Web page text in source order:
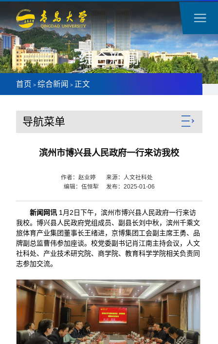
综合新闻
首页 > 综合新闻 > 正文
导航菜单
滨州市博兴县人民政府一行来访我校
作者：赵业婷 来源：人文社科处
编辑：伍恒犁 发布：2025-01-06
新闻网讯1月2日下午，滨州市博兴县人民政府一行来访
我校。博兴县人民政府党组成员、副县长刘中秋，滨州千乘文
旅体育产业集团董事长王绪进，京博集团工会副主席王勇、品
牌副总监曹伟参加座谈。校党委副书记肖江南主持会议，人文
社科处、产业技术研究院、商学院、教育科学学院相关负责同
志参加交流。